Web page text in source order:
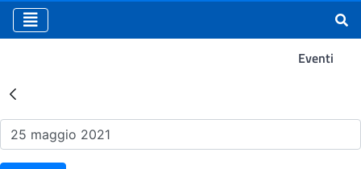
Eventi
Risultati della Ricerca -